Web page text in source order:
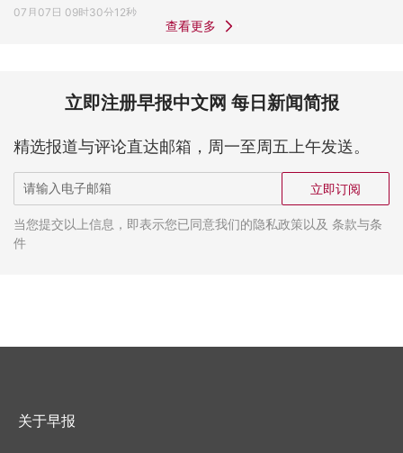
07月07日 09时30分12秒
查看更多
立即注册早报中文网 每日新闻简报
精选报道与评论直达邮箱，周一至周五上午发送。
立即订阅
当您提交以上信息，即表示您已同意我们的隐私政策以及 条款与条
件
关于早报